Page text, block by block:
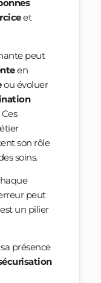
et
peut
en
ou évoluer
son rôle
soins.
peut
un pilier
présence